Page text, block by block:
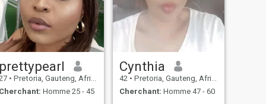
prettypearl
• Pretoria, Gauteng, Afrique du Sud
Cherchant: Homme 25 - 45
Cynthia
42 • Pretoria, Gauteng, Afrique du Sud
Cherchant: Homme 47 - 60